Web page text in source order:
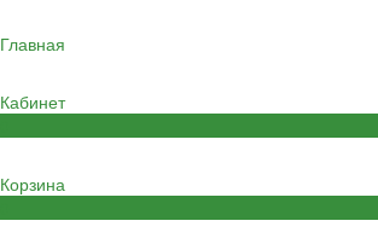
Главная
Кабинет
Корзина